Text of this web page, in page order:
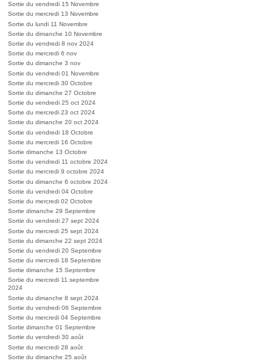
Sortie du vendredi 15 Novembre
Sortie du mercredi 13 Novembre
Sortie du lundi 11 Novembre
Sortie du dimanche 10 Novembre
Sortie du vendredi 8 nov 2024
Sortie du mercredi 6 nov
Sortie du dimanche 3 nov
Sortie du vendredi 01 Novembre
Sortie du mercredi 30 Octobre
Sortie du dimanche 27 Octobre
Sortie du vendredi 25 oct 2024
Sortie du mercredi 23 oct 2024
Sortie du dimanche 20 oct 2024
Sortie du vendredi 18 Octobre
Sortie du mercredi 16 Octobre
Sortie dimanche 13 Octobre
Sortie du vendredi 11 octobre 2024
Sortie du mercredi 9 octobre 2024
Sortie du dimanche 6 octobre 2024
Sortie du vendredi 04 Octobre
Sortie du mercredi 02 Octobre
Sortie dimanche 29 Septembre
Sortie du vendredi 27 sept 2024
Sortie du mercredi 25 sept 2024
Sortie du dimanche 22 sept 2024
Sortie du vendredi 20 Septembre
Sortie du mercredi 18 Septembre
Sortie dimanche 15 Septembre
Sortie du mercredi 11 septembre
2024
Sortie du dimanche 8 sept 2024
Sortie du vendredi 06 Septembre
Sortie du mercredi 04 Septembre
Sortie dimanche 01 Septembre
Sortie du vendredi 30 août
Sortie du mercredi 28 août
Sortie du dimanche 25 août